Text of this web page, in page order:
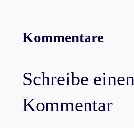
Kommentare
Schreibe einen
Kommentar